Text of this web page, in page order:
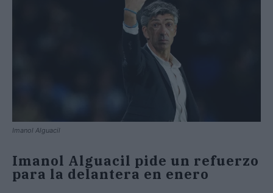
Imanol Alguacil
Imanol Alguacil pide un refuerzo
para la delantera en enero